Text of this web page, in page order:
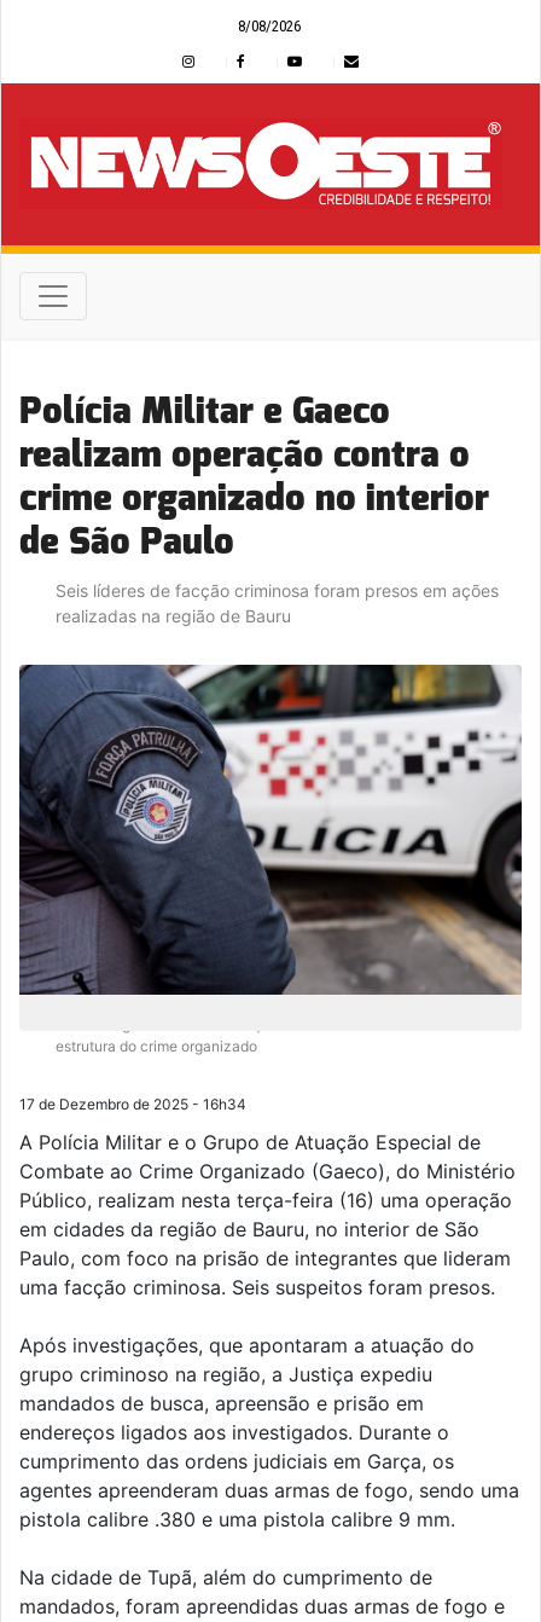
8/08/2026
Polícia Militar e Gaeco
realizam operação contra o
crime organizado no interior
de São Paulo
Seis líderes de facção criminosa foram presos em ações
realizadas na região de Bauru
estrutura do crime organizado
17 de Dezembro de 2025 - 16h34
A Polícia Militar e o Grupo de Atuação Especial de
Combate ao Crime Organizado (Gaeco), do Ministério
Público, realizam nesta terça-feira (16) uma operação
em cidades da região de Bauru, no interior de São
Paulo, com foco na prisão de integrantes que lideram
uma facção criminosa. Seis suspeitos foram presos.
Após investigações, que apontaram a atuação do
grupo criminoso na região, a Justiça expediu
mandados de busca, apreensão e prisão em
endereços ligados aos investigados. Durante o
cumprimento das ordens judiciais em Garça, os
agentes apreenderam duas armas de fogo, sendo uma
pistola calibre .380 e uma pistola calibre 9 mm.
Na cidade de Tupã, além do cumprimento de
mandados, foram apreendidas duas armas de fogo e